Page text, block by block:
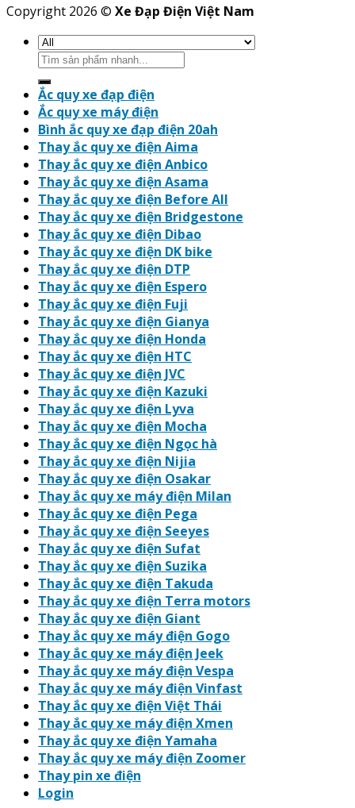
Copyright 2026 © Xe Đạp Điện Việt Nam
Search
for:
Ắc quy xe đạp điện
Ắc quy xe máy điện
Bình ắc quy xe đạp điện 20ah
Thay ắc quy xe điện Aima
Thay ắc quy xe điện Anbico
Thay ắc quy xe điện Asama
Thay ắc quy xe điện Before All
Thay ắc quy xe điện Bridgestone
Thay ắc quy xe điện Dibao
Thay ắc quy xe điện DK bike
Thay ắc quy xe điện DTP
Thay ắc quy xe điện Espero
Thay ắc quy xe điện Fuji
Thay ắc quy xe điện Gianya
Thay ắc quy xe điện Honda
Thay ắc quy xe điện HTC
Thay ắc quy xe điện JVC
Thay ắc quy xe điện Kazuki
Thay ắc quy xe điện Lyva
Thay ắc quy xe điện Mocha
Thay ắc quy xe điện Ngọc hà
Thay ắc quy xe điện Nijia
Thay ắc quy xe điện Osakar
Thay ắc quy xe máy điện Milan
Thay ắc quy xe điện Pega
Thay ắc quy xe điện Seeyes
Thay ắc quy xe điện Sufat
Thay ắc quy xe điện Suzika
Thay ắc quy xe điện Takuda
Thay ắc quy xe điện Terra motors
Thay ắc quy xe điện Giant
Thay ắc quy xe máy điện Gogo
Thay ắc quy xe máy điện Jeek
Thay ắc quy xe máy điện Vespa
Thay ắc quy xe máy điện Vinfast
Thay ắc quy xe điện Việt Thái
Thay ắc quy xe máy điện Xmen
Thay ắc quy xe điện Yamaha
Thay ắc quy xe máy điện Zoomer
Thay pin xe điện
Login